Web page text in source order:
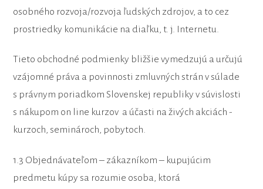
osobného rozvoja/rozvoja ľudských zdrojov, a to cez
prostriedky komunikácie na diaľku, t. j. Internetu.
Tieto obchodné podmienky bližšie vymedzujú a určujú
vzájomné práva a povinnosti zmluvných strán v súlade
s právnym poriadkom Slovenskej republiky v súvislosti
s nákupom on line kurzov a účasti na živých akciách -
kurzoch, seminároch, pobytoch.
1.3 Objednávateľom – zákazníkom – kupujúcim
predmetu kúpy sa rozumie osoba, ktorá